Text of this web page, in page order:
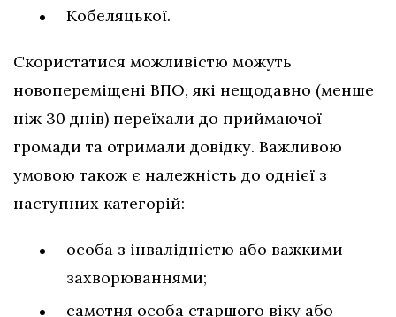
Кобеляцької.
Скористатися можливістю можуть
новопереміщені ВПО, які нещодавно (менше
ніж 30 днів) переїхали до приймаючої
громади та отримали довідку. Важливою
умовою також є належність до однієї з
наступних категорій:
особа з інвалідністю або важкими
захворюваннями;
самотня особа старшого віку або